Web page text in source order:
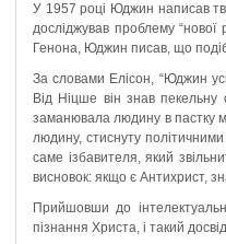
У 1957 році Юджин написав
досліджував проблему “нової
Генона, Юджин писав, що
За словами Елісон, “Юджин
Від Ніцше він знав пекельну
заманювала людину в пастку
людину, стиснуту
саме ізбавителя, який
висновок: якщо є Антихрист,
Прийшовши до
пізнання Христа, і такий